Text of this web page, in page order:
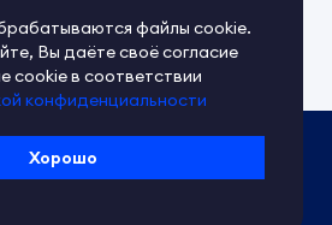
Справочный центр
Обратная связь
файлы cookie.
Вы даёте своё согласие
cookie в соответствии
конфиденциальности
Хорошо